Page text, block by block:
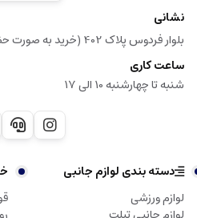
نشانی
بلوار فردوس پلاک 402 (خرید به صورت حضوری امکان پذیر نیست)
ساعت کاری
شنبه تا چهارشنبه 10 الی 17
دسته بندی لوازم جانبی
لوازم ورزشی